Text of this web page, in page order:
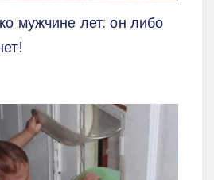
мужчине лет: он либо